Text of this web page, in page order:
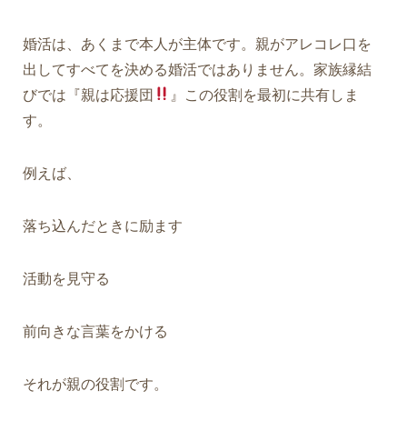
婚活は、あくまで本人が主体です。親がアレコレ口を
出してすべてを決める婚活ではありません。 家族縁結
びでは 『親は応援団 』
この役割を最初に共有しま
す。
例えば、
落ち込んだときに励ます
活動を見守る
前向きな言葉をかける
それが親の役割です。